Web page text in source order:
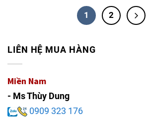
1 2
LIÊN HỆ MUA HÀNG
Miền Nam
- Ms Thùy Dung
0909 323 176